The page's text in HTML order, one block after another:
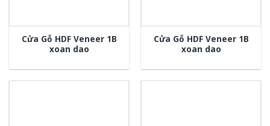
Cửa Gỗ HDF Veneer 1B
xoan dao
Cửa Gỗ HDF Veneer 1B
xoan dao